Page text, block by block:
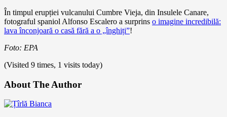
În timpul erupției vulcanului Cumbre Vieja, din Insulele Canare,
fotograful spaniol Alfonso Escalero a surprins o imagine incredibilă:
lava înconjoară o casă fără a o „înghiți”!
Foto: EPA
(Visited 9 times, 1 visits today)
About The Author